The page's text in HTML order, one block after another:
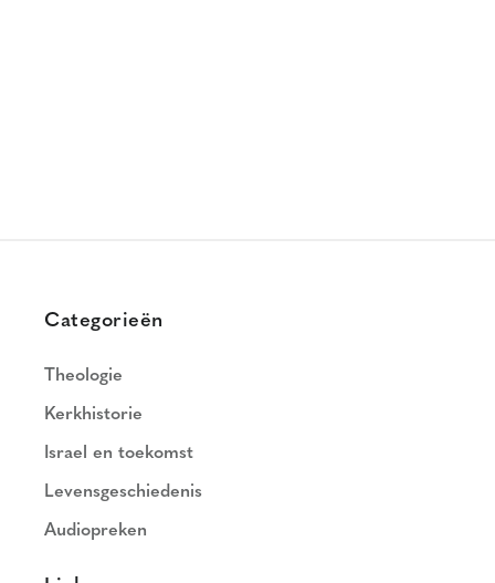
Categorieën
Theologie
Kerkhistorie
Israel en toekomst
Levensgeschiedenis
Audiopreken